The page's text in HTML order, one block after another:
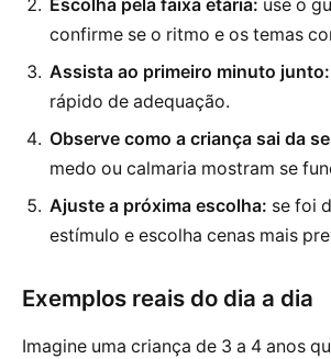
Escolha pela faixa etária: use o
confirme se o ritmo e os temas
Assista ao primeiro minuto junto:
rápido de adequação.
Observe como a criança sai da
medo ou calmaria mostram se
Ajuste a próxima escolha: se foi
estímulo e escolha cenas mais
Exemplos reais do dia a dia
Imagine uma criança de 3 a 4 anos